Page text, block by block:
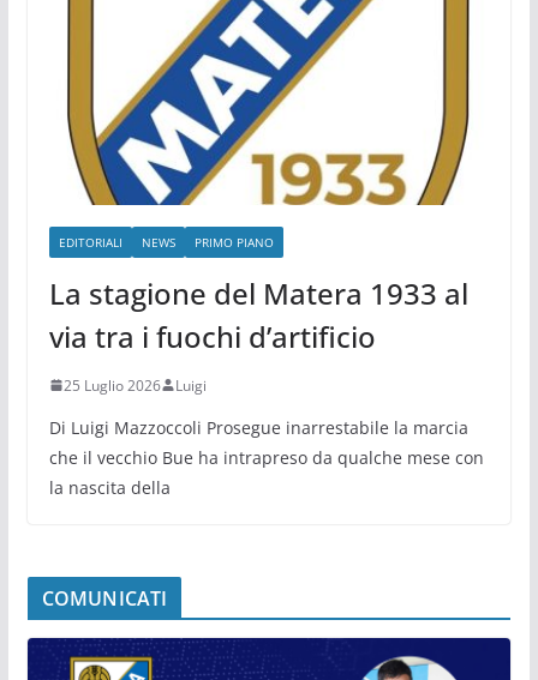
EDITORIALI NEWS PRIMO PIANO
La stagione del Matera 1933 al
via tra i fuochi d’artificio
25 Luglio 2026 Luigi
Di Luigi Mazzoccoli Prosegue inarrestabile la marcia
che il vecchio Bue ha intrapreso da qualche mese con
la nascita della
COMUNICATI